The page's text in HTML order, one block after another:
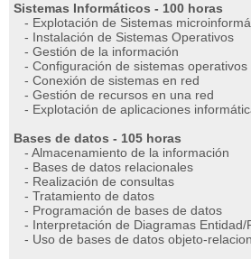
Sistemas Informáticos - 100 horas
- Explotación de Sistemas
- Instalación de Sistemas Operativos
- Gestión de la información
- Configuración de sistemas operativos
- Conexión de sistemas en red
- Gestión de recursos en una red
- Explotación de aplicaciones
Bases de datos - 105 horas
- Almacenamiento de la información
- Bases de datos relacionales
- Realización de consultas
- Tratamiento de datos
- Programación de bases de datos
- Interpretación de Diagramas Entidad/
- Uso de bases de datos objeto-